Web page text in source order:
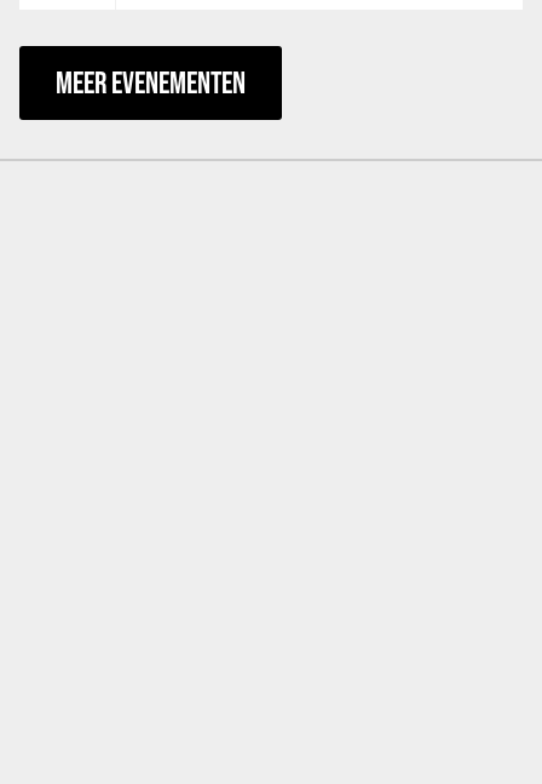
MEER EVENEMENTEN